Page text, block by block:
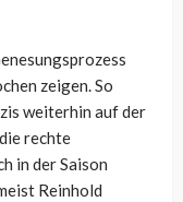
zeigen. So
weiterhin auf der
rechte
in der Saison
Reinhold